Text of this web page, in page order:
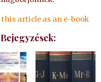
this article as an e-book